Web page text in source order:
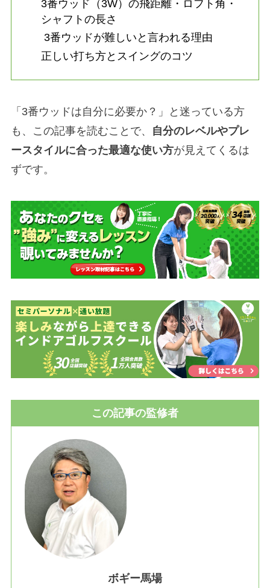
3番ウッド（3W）の飛距離・ロフト角・
シャフトの長さ
3番ウッドが難しいと言われる理由
正しい打ち方とスイングのコツ
「3番ウッドは自分に必要か？」と迷っている方
も、この記事を読むことで、
自分のレベルやプレ
ースタイルに合った最適な使い方が見えてくるは
ずです。
この記事の監修者
ボギー馬場